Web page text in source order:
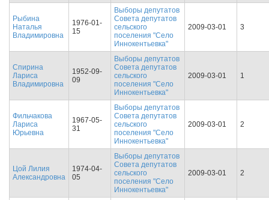
Рыбина
Наталья
Владимировна
1976-01-
15
Выборы депутатов
Совета депутатов
сельского
поселения "Село
Иннокентьевка"
2009-03-01 3
Спирина
Лариса
Владимировна
1952-09-
09
Выборы депутатов
Совета депутатов
сельского
поселения "Село
Иннокентьевка"
2009-03-01 1
Фильчакова
Лариса
Юрьевна
1967-05-
31
Выборы депутатов
Совета депутатов
сельского
поселения "Село
Иннокентьевка"
2009-03-01 2
Цой Лилия
Александровна
1974-04-
05
Выборы депутатов
Совета депутатов
сельского
поселения "Село
Иннокентьевка"
2009-03-01 2